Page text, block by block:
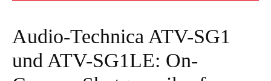
Audio-Technica ATV-SG1
und ATV-SG1LE: On-